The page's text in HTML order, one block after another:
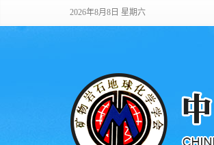
2026年8月8日 星期六